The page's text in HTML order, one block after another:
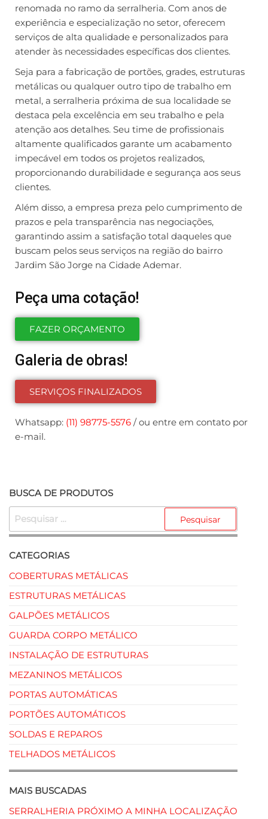
renomada no ramo da serralheria. Com anos de
experiência e especialização no setor, oferecem
serviços de alta qualidade e personalizados para
atender às necessidades específicas dos clientes.
Seja para a fabricação de portões, grades, estruturas
metálicas ou qualquer outro tipo de trabalho em
metal, a serralheria próxima de sua localidade se
destaca pela excelência em seu trabalho e pela
atenção aos detalhes. Seu time de profissionais
altamente qualificados garante um acabamento
impecável em todos os projetos realizados,
proporcionando durabilidade e segurança aos seus
clientes.
Além disso, a empresa preza pelo cumprimento de
prazos e pela transparência nas negociações,
garantindo assim a satisfação total daqueles que
buscam pelos seus serviços na região do bairro
Jardim São Jorge na Cidade Ademar.
Peça uma cotação!
FAZER ORÇAMENTO
Galeria de obras!
SERVIÇOS FINALIZADOS
Whatsapp: (11) 98775-5576 / ou entre em contato por
e-mail.
BUSCA DE PRODUTOS
CATEGORIAS
COBERTURAS METÁLICAS
ESTRUTURAS METÁLICAS
GALPÕES METÁLICOS
GUARDA CORPO METÁLICO
INSTALAÇÃO DE ESTRUTURAS
MEZANINOS METÁLICOS
PORTAS AUTOMÁTICAS
PORTÕES AUTOMÁTICOS
SOLDAS E REPAROS
TELHADOS METÁLICOS
MAIS BUSCADAS
SERRALHERIA PRÓXIMO A MINHA LOCALIZAÇÃO